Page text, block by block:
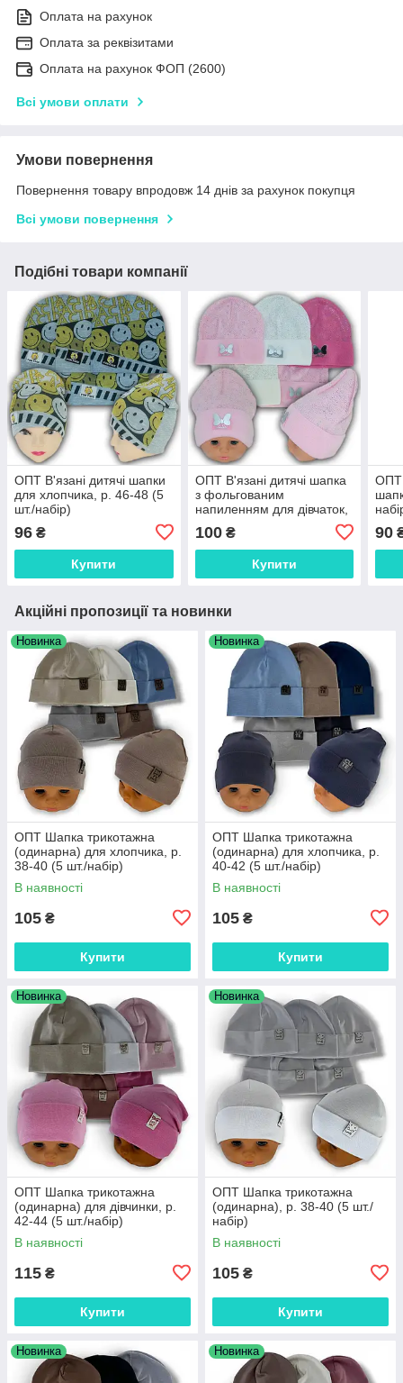
Оплата на рахунок
Оплата за реквізитами
Оплата на рахунок ФОП (2600)
Всі умови оплати
Умови повернення
Повернення товару впродовж 14 днів за рахунок покупця
Всі умови повернення
Подібні товари компанії
ОПТ В'язані дитячі шапки
для хлопчика, р. 46-48 (5
шт./набір)
96 ₴
Купити
ОПТ В'язані дитячі шапка
з фольгованим
напиленням для дівчаток,
100₴
Купити
ОПТ
90
Акційні пропозиції та новинки
Новинка
ОПТ Шапка трикотажна
(одинарна) для хлопчика, р.
38-40 (5 шт./набір)
В наявності
105 ₴
Купити
Новинка
ОПТ Шапка трикотажна
(одинарна) для хлопчика, р.
40-42 (5 шт./набір)
В наявності
105 ₴
Купити
Новинка
ОПТ Шапка трикотажна
(одинарна) для дівчинки, р.
42-44 (5 шт./набір)
В наявності
115 ₴
Купити
Новинка
ОПТ Шапка трикотажна
(одинарна), р. 38-40 (5 шт./
набір)
В наявності
105 ₴
Купити
Новинка Новинка